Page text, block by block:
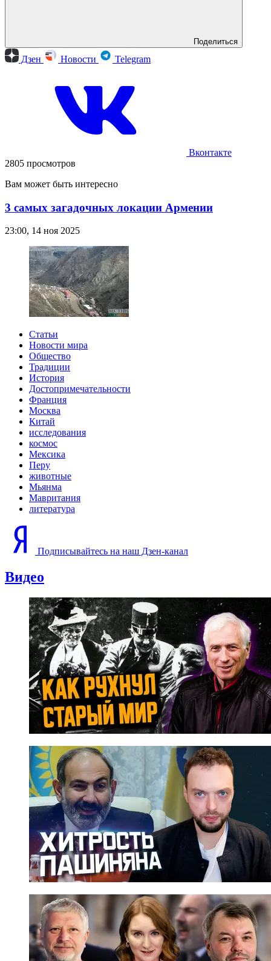
Поделиться
Дзен Новости Telegram
Вконтакте
2805 просмотров
Вам может быть интересно
3 самых загадочных локации Армении
23:00, 14 ноя 2025
Статьи
Новости мира
Общество
Традиции
История
Достопримечательности
Франция
Москва
Китай
исследования
космос
Мексика
Перу
животные
Мьянма
Мавритания
литература
Подписывайтесь на наш Дзен-канал
Видео